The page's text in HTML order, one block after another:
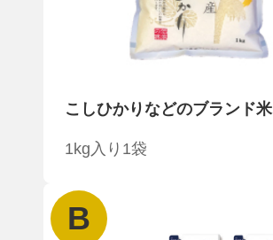
こしひかりなどのブランド米
1kg入り1袋
B